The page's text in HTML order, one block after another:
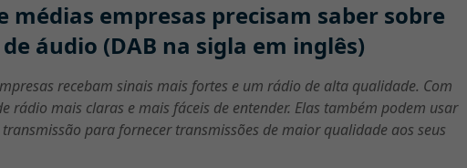
médias empresas precisam saber sobre
áudio (DAB na sigla em inglês)
recebam sinais mais fortes e um rádio de alta qualidade. Com
rádio mais claras e mais fáceis de entender. Elas também podem usar
para fornecer transmissões de maior qualidade aos seus